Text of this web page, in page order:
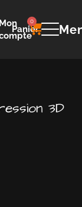
Mon
Panier
0
3D